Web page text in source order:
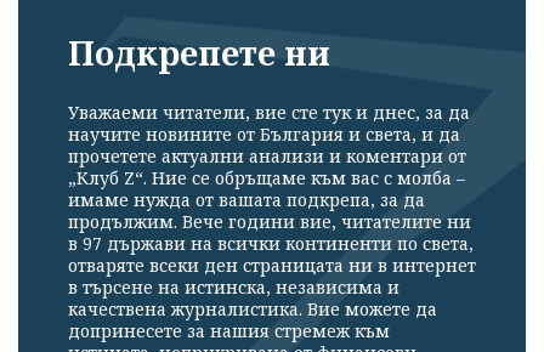
Подкрепете ни
Уважаеми читатели, вие сте тук и днес, за да
научите новините от България и света, и да
прочетете актуални анализи и коментари от
„Клуб Z“. Ние се обръщаме към вас с молба –
имаме нужда от вашата подкрепа, за да
продължим. Вече години вие, читателите ни
в 97 държави на всички континенти по света,
отваряте всеки ден страницата ни в интернет
в търсене на истинска, независима и
качествена журналистика. Вие можете да
допринесете за нашия стремеж към